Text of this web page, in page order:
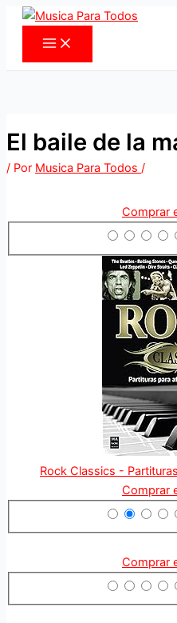
El baile de la
/ Por Musica Para Todos /
Comprar
Rock Classics -
Comprar
Comprar